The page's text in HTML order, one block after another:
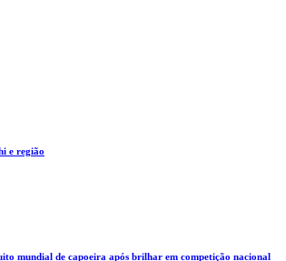
e região
mundial de capoeira após brilhar em competição nacional